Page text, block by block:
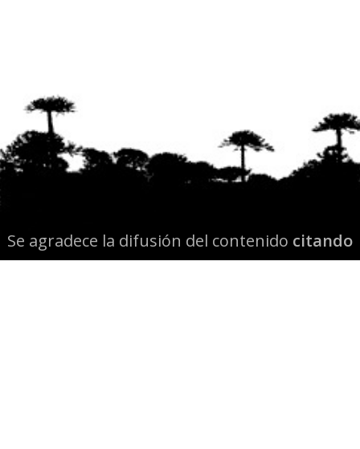
Se agradece la difusión del contenido citando
la fuente www.mapuexpress.org